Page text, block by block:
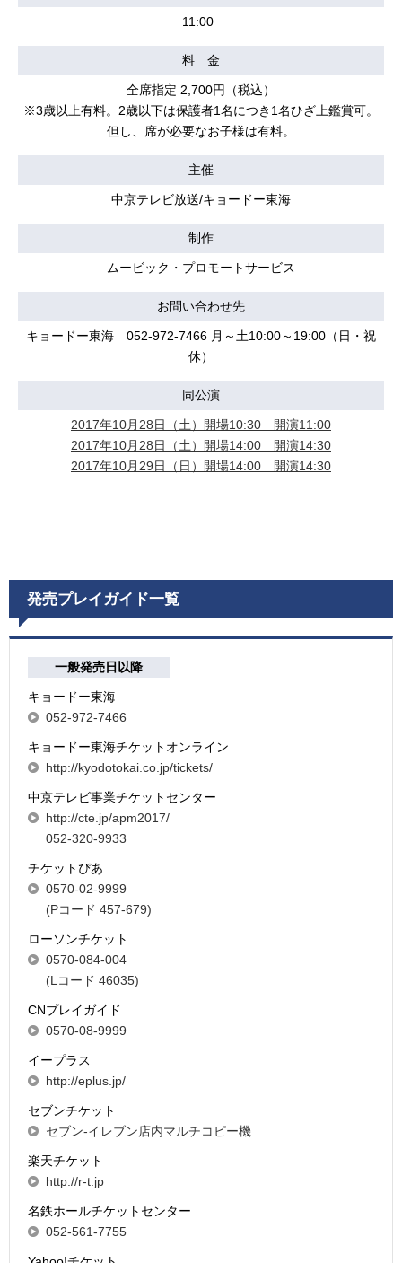
11:00
料 金
全席指定 2,700円（税込）
※3歳以上有料。2歳以下は保護者1名につき1名ひざ上鑑賞可。
但し、席が必要なお子様は有料。
主催
中京テレビ放送/キョードー東海
制作
ムービック・プロモートサービス
お問い合わせ先
キョードー東海 052-972-7466 月～土10:00～19:00（日・祝
休）
同公演
2017年10月28日（土）開場10:30 開演11:00
2017年10月28日（土）開場14:00 開演14:30
2017年10月29日（日）開場14:00 開演14:30
発売プレイガイド一覧
一般発売日以降
キョードー東海
052-972-7466
キョードー東海チケットオンライン
http://kyodotokai.co.jp/tickets/
中京テレビ事業チケットセンター
http://cte.jp/apm2017/
052-320-9933
チケットぴあ
0570-02-9999
(Pコード 457-679)
ローソンチケット
0570-084-004
(Lコード 46035)
CNプレイガイド
0570-08-9999
イープラス
http://eplus.jp/
セブンチケット
セブン-イレブン店内マルチコピー機
楽天チケット
http://r-t.jp
名鉄ホールチケットセンター
052-561-7755